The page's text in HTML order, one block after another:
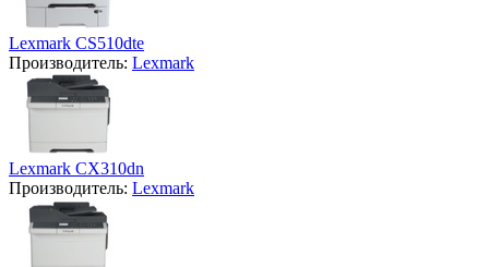
Lexmark CS510dte
Производитель: Lexmark
Lexmark CX310dn
Производитель: Lexmark